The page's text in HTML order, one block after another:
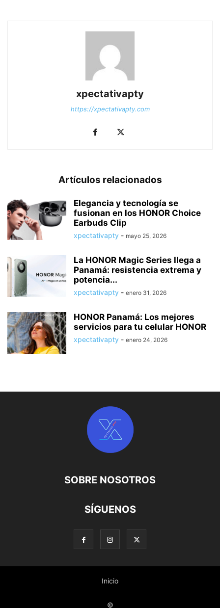
xpectativapty
https://xpectativapty.com
Artículos relacionados
Elegancia y tecnología se
fusionan en los HONOR Choice
Earbuds Clip
xpectativapty - mayo 25, 2026
La HONOR Magic Series llega a
Panamá: resistencia extrema y
potencia...
xpectativapty - enero 31, 2026
HONOR Panamá: Los mejores
servicios para tu celular HONOR
xpectativapty - enero 24, 2026
SOBRE NOSOTROS
SÍGUENOS
Inicio
©